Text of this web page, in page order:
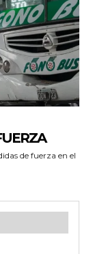
de fuerza en el